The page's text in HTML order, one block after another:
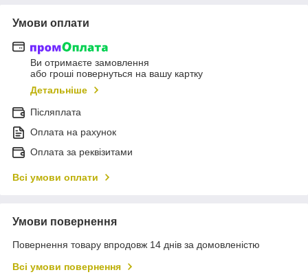
Умови оплати
Ви отримаєте замовлення
або гроші повернуться на вашу картку
Детальніше
Післяплата
Оплата на рахунок
Оплата за реквізитами
Всі умови оплати
Умови повернення
Повернення товару впродовж 14 днів за домовленістю
Всі умови повернення